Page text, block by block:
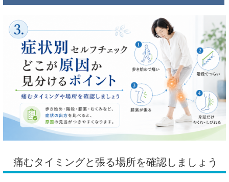
痛むタイミングと張る場所を確認しましょう